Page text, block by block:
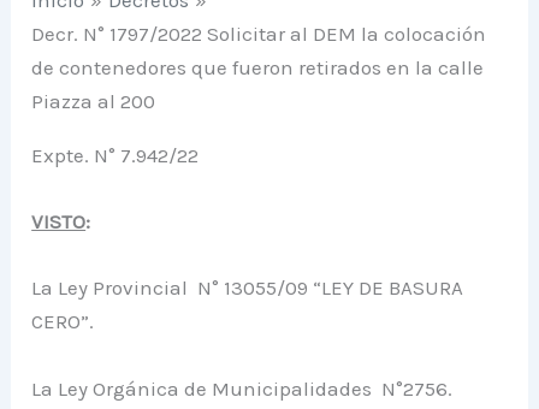
Decr. N° 1797/2022 Solicitar al DEM la colocación
de contenedores que fueron retirados en la calle
Piazza al 200
Expte. N° 7.942/22
VISTO:
La Ley Provincial N° 13055/09 “LEY DE BASURA
CERO”.
La Ley Orgánica de Municipalidades N°2756.